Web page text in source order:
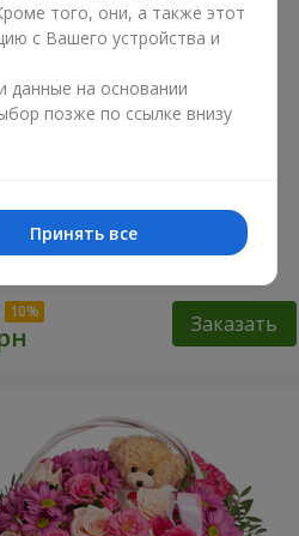
"Нежный поцелуй"
Заказать
того, они, а также этот
с Вашего устройства и
данные на основании
позже по ссылке внизу
Принять все